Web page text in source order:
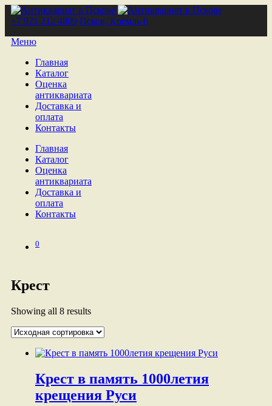
+7 921 212 4809 Псков, Кремль 6
Меню
Главная
Каталог
Оценка
антиквариата
Доставка и
оплата
Контакты
Главная
Каталог
Оценка
антиквариата
Доставка и
оплата
Контакты
0
Крест
Showing all 8 results
Крест в память 1000летия
крещения Руси